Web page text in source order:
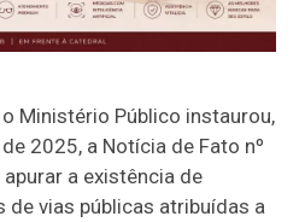
Ministério Público instaurou,
2025, a Notícia de Fato nº
a existência de
vias públicas atribuídas a